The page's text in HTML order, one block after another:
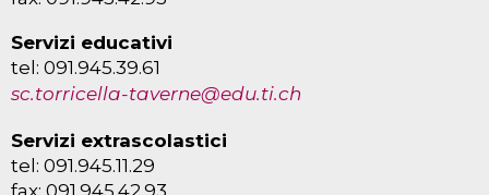
Servizi educativi
tel: 091.945.39.61
sc.torricella-taverne@edu.ti.ch
Servizi extrascolastici
tel: 091.945.11.29
fax: 091.945.42.93